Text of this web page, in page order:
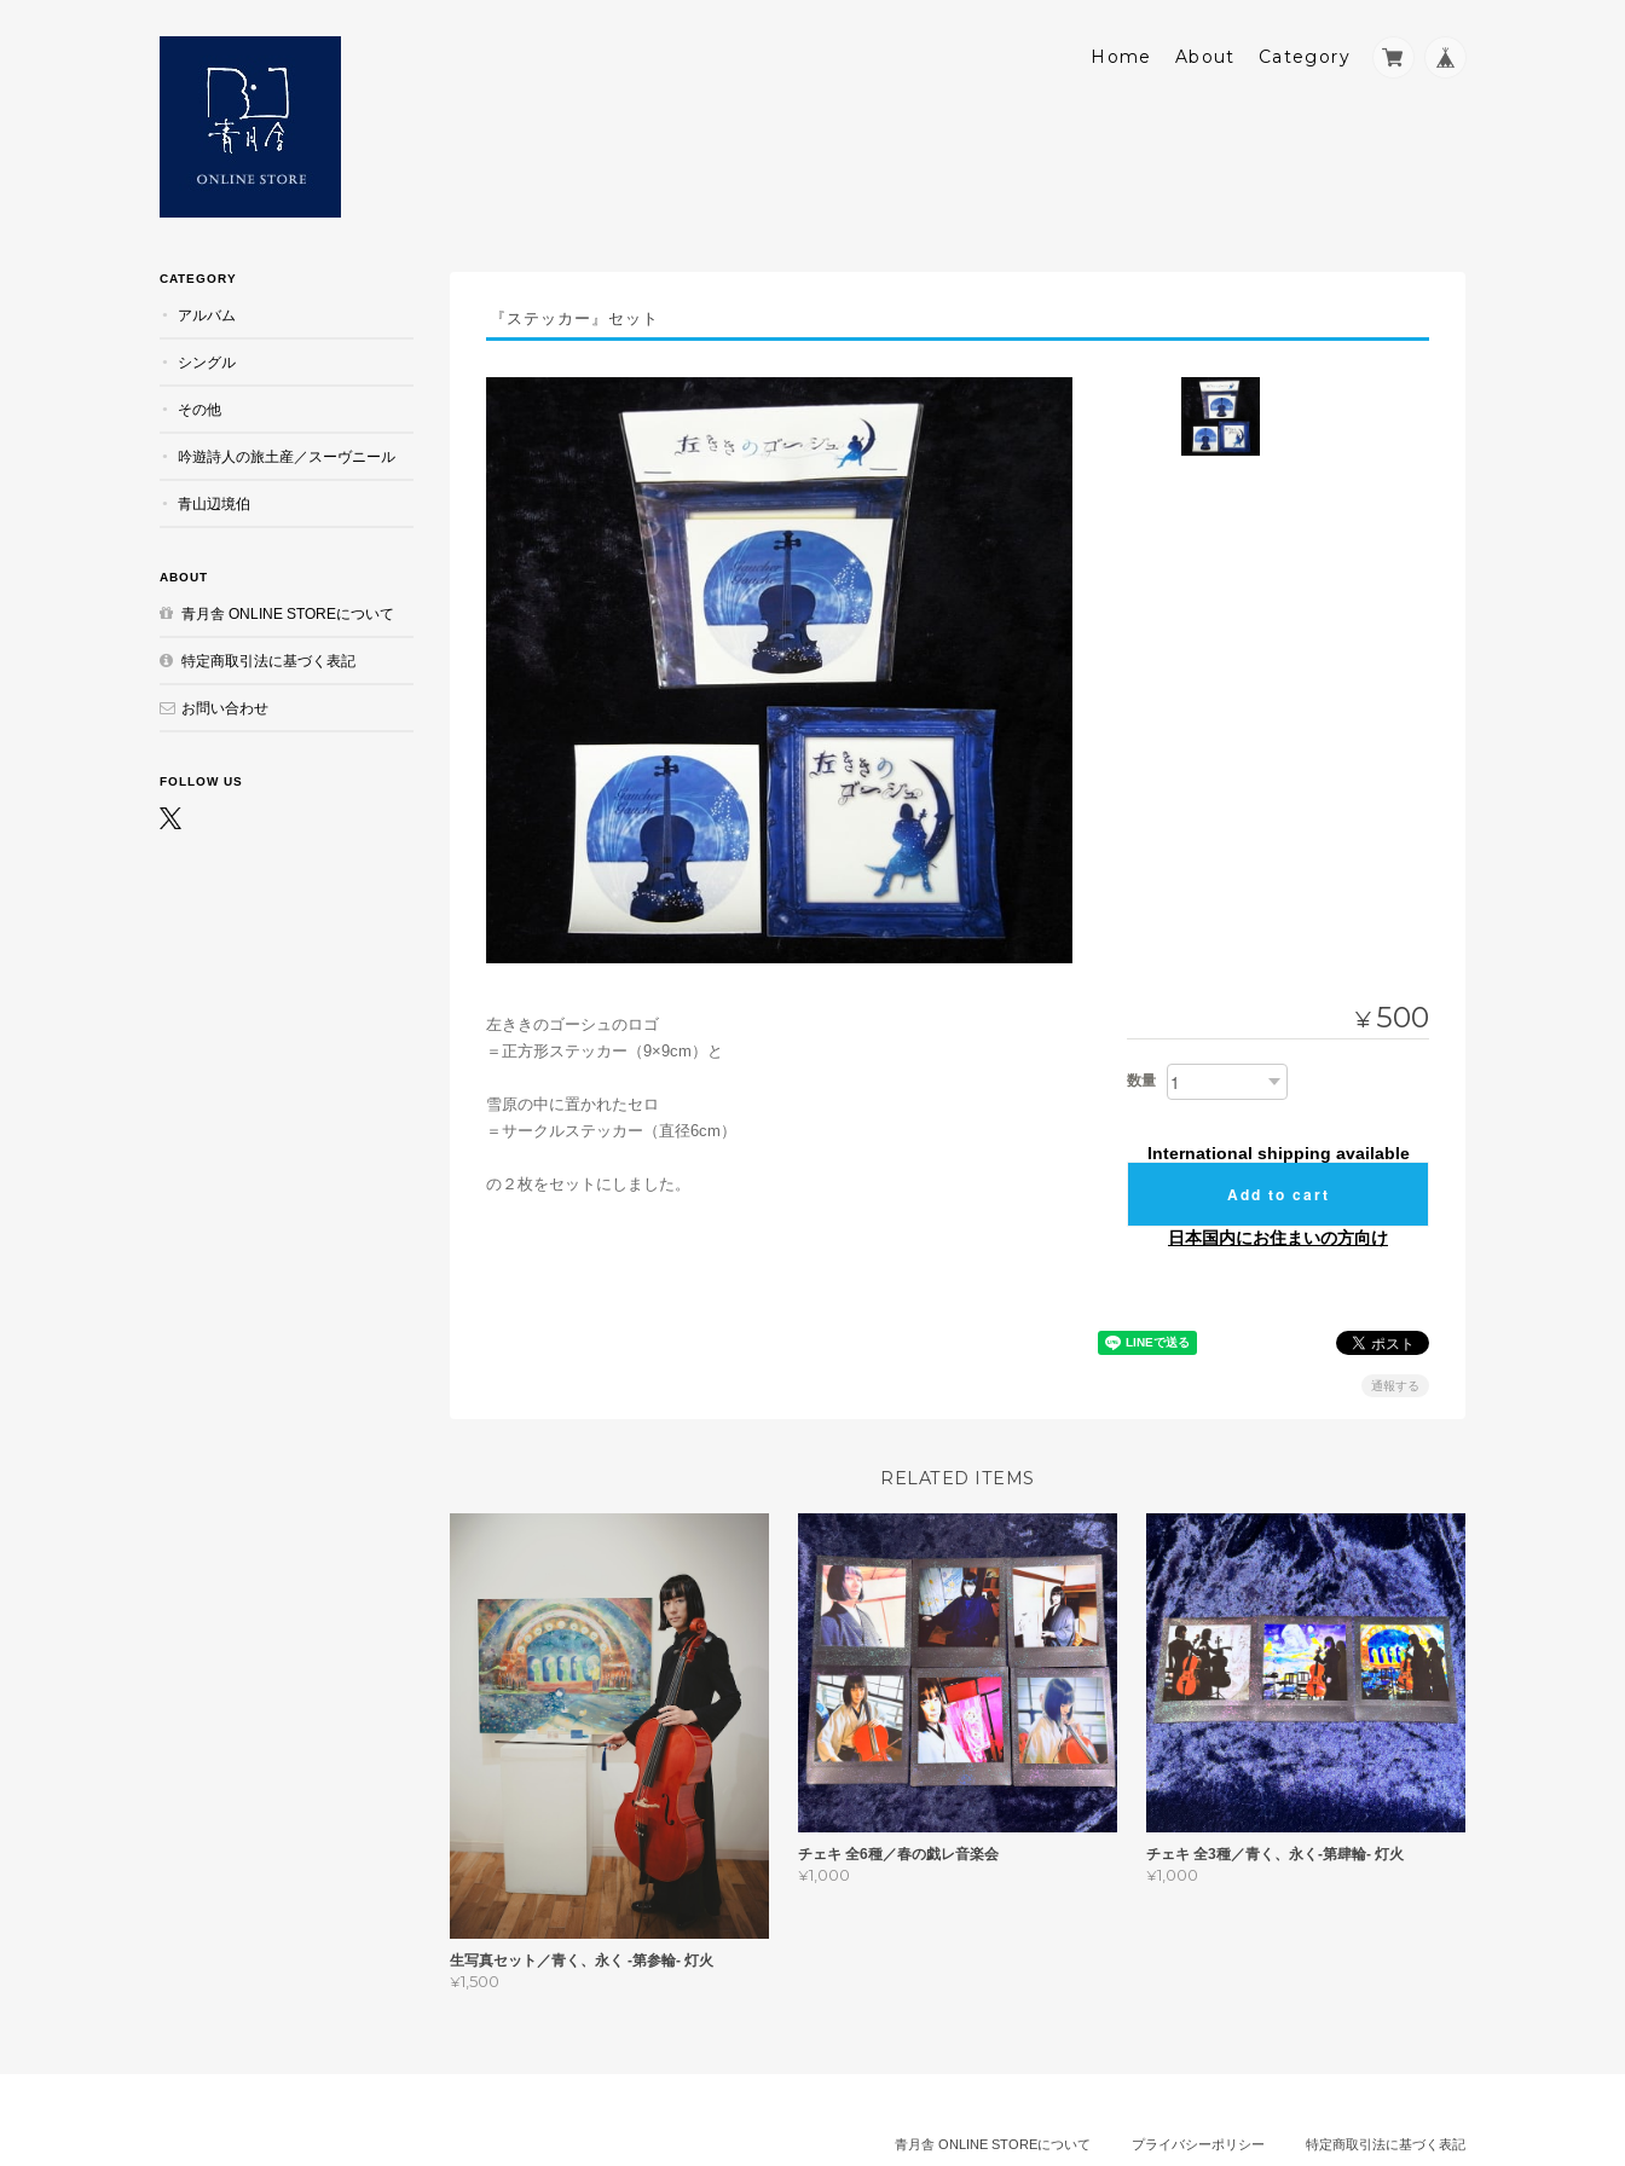
Home About Category
『ステッカー』セット
左ききのゴーシュのロゴ
＝正方形ステッカー（9×9cm）と
雪原の中に置かれたセロ
＝サークルステッカー（直径6cm）
の２枚をセットにしました。
¥ 500
数量
International shipping available
Add to cart
日本国内にお住まいの方向け
通報する
RELATED ITEMS
生写真セット／青く、永く -第参輪- 灯火
¥1,500
チェキ 全6種／春の戯レ音楽会
¥1,000
チェキ 全3種／青く、永く-第肆輪- 灯火
¥1,000
CATEGORY
アルバム
シングル
その他
吟遊詩人の旅土産／スーヴニール
青山辺境伯
ABOUT
青月舎 ONLINE STOREについて
特定商取引法に基づく表記
お問い合わせ
FOLLOW US
青月舎 ONLINE STOREについて プライバシーポリシー 特定商取引法に基づく表記